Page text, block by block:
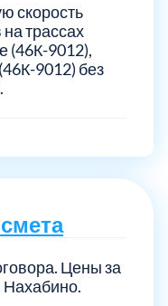
скорость
трассах
(46К-9012),
9012) без
Цены за
Нахабино.